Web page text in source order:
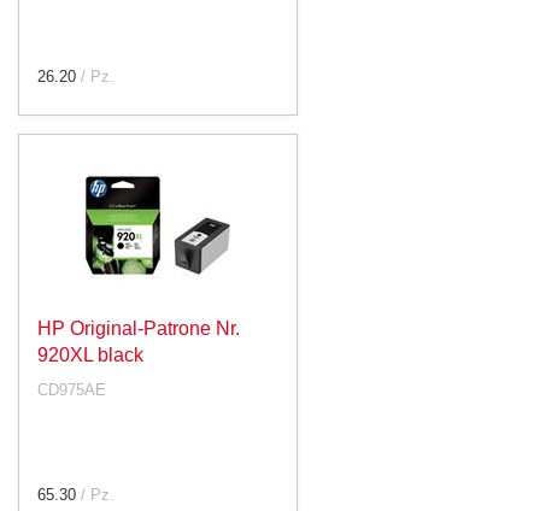
26.20 / Pz.
HP Original-Patrone Nr.
920XL black
CD975AE
65.30 / Pz.